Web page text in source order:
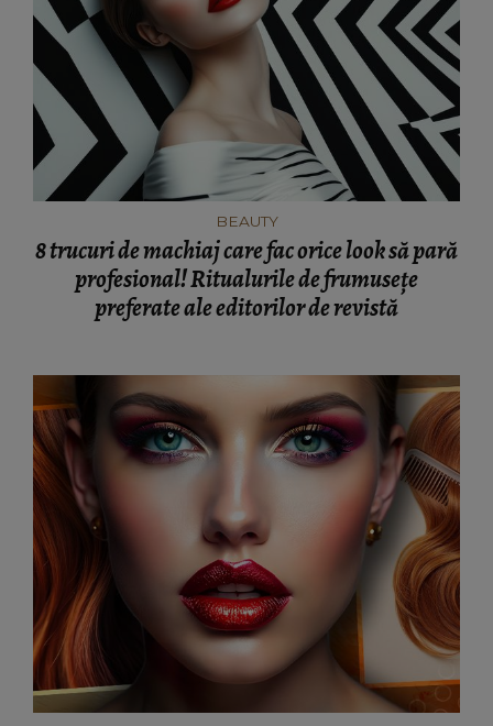
BEAUTY
8 trucuri de machiaj care fac orice look să pară
profesional! Ritualurile de frumusețe
preferate ale editorilor de revistă